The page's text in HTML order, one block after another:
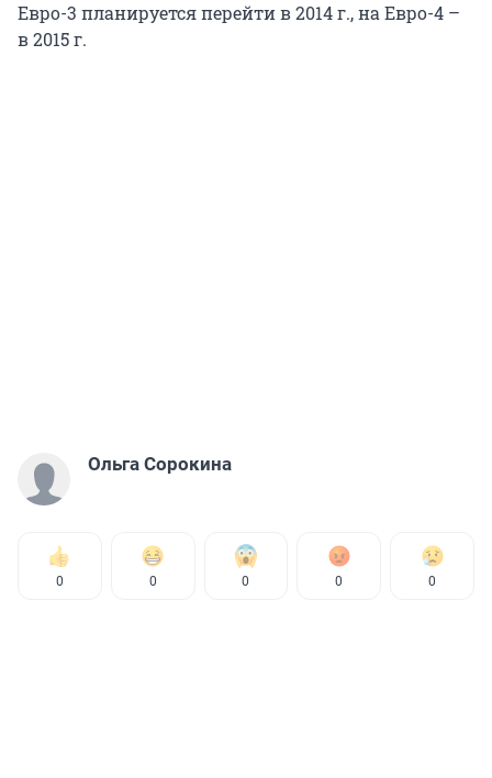
Евро-3 планируется перейти в 2014 г., на Евро-4 –
в 2015 г.
Ольга Сорокина
0 0 0 0 0